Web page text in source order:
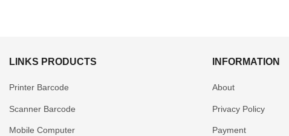
LINKS PRODUCTS
Printer Barcode
Scanner Barcode
Mobile Computer
INFORMATION
About
Privacy Policy
Payment